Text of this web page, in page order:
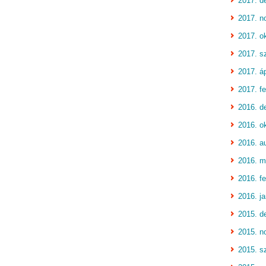
2017.
2017.
2017.
2017.
2017.
2016.
2016.
2016.
2016.
2016.
2016.
2015.
2015.
2015.